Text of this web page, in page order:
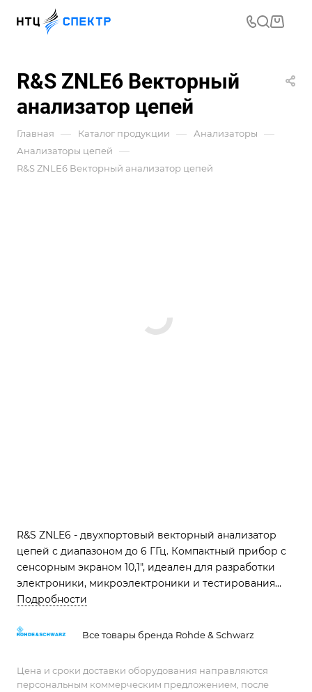
R&S ZNLE6 Векторный
анализатор цепей
Главная — Каталог продукции — Анализаторы —
Анализаторы цепей —
R&S ZNLE6 Векторный анализатор цепей
R&S ZNLE6 - двухпортовый векторный анализатор
цепей с диапазоном до 6 ГГц. Компактный прибор с
сенсорным экраном 10,1", идеален для разработки
электроники, микроэлектроники и тестирования
устройств.
Подробности
Все товары бренда Rohde & Schwarz
Цена и сроки доставки оборудования направляются
персональным коммерческим предложением, после